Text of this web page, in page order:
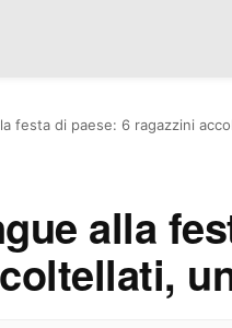
festa di paese: 6 ragazzini
alla